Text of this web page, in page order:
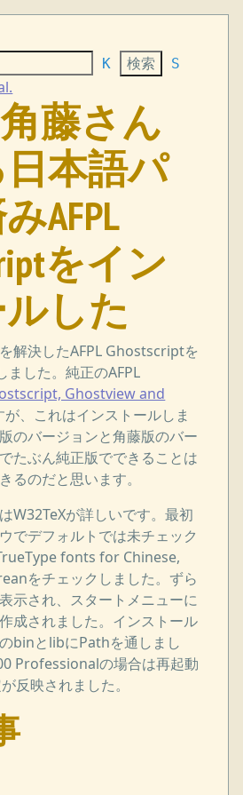
K S
角藤さん
本語パ
AFPL
をイン
した
解決したAFPL Ghostscriptを
ました。純正のAFPL
Ghostview and
が、これはインストールしま
のバージョンと角藤版のバー
たぶん純正版でできることは
るのだと思います。
W32TeXが詳しいです。最初
でデフォルトでは未チェック
fonts for Chinese,
をチェックしました。ずら
示され、スタートメニューに
成されました。インストール
binとlibにPathを通しまし
Professionalの場合は再起動
反映されました。